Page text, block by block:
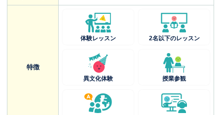
特徴
体験レッスン 2名以下のレッスン
異文化体験 授業参観